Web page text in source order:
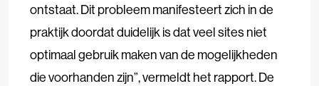
ontstaat. Dit probleem manifesteert zich in de
praktijk doordat duidelijk is dat veel sites niet
optimaal gebruik maken van de mogelijkheden
die voorhanden zijn”, vermeldt het rapport. De